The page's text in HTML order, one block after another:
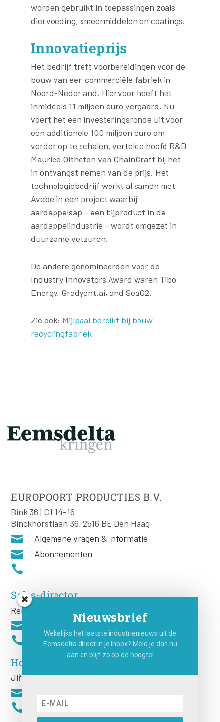
worden gebruikt in toepassingen zoals
diervoeding, smeermiddelen en coatings.
Innovatieprijs
Het bedrijf treft voorbereidingen voor de
bouw van een commerciële fabriek in
Noord-Nederland. Hiervoor heeft het
inmiddels 11 miljoen euro vergaard. Nu
voert het een investeringsronde uit voor
een additionele 100 miljoen euro om
verder op te schalen, vertelde hoofd R&D
Maurice Oltheten van ChainCraft bij het
in ontvangst nemen van de prijs. Het
technologiebedrijf werkt al samen met
Avebe in een project waarbij
aardappelsap – een bijproduct in de
aardappelindustrie – wordt omgezet in
duurzame vetzuren.
De andere genomineerden voor de
Industry Innovators Award waren Tibo
Energy, Gradyent.ai, and SeaO2.
Zie ook: Mijlpaal bereikt bij bouw
recyclingfabriek
EUROPOORT PRODUCTIES B.V.
Bink 36 | C1 14-16
Binckhorstlaan 36, 2516 BE Den Haag
 Algemene vragen & informatie
 Abonnementen

Sales-director
Remco Rooij


Hoofdredacteur
JiříHartog


Nieuwsbrief
Wekelijks het laatste industrienieuws uit de
Eemsdelta direct in je inbox? Meld je dan nu
aan en blijf zo op de hoogte!